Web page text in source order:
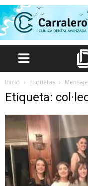
Inicio Etiquetas
Etiqueta: